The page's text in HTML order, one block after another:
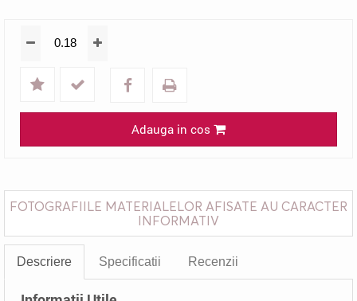
Adauga in cos
FOTOGRAFIILE MATERIALELOR AFISATE AU CARACTER
INFORMATIV
Descriere Specificatii Recenzii